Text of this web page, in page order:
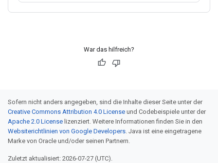
War das hilfreich?
Sofern nicht anders angegeben, sind die Inhalte dieser Seite unter der
Creative Commons Attribution 4.0 License und Codebeispiele unter der
Apache 2.0 License lizenziert. Weitere Informationen finden Sie in den
Websiterichtlinien von Google Developers. Java ist eine eingetragene
Marke von Oracle und/oder seinen Partnern.
Zuletzt aktualisiert: 2026-07-27 (UTC).